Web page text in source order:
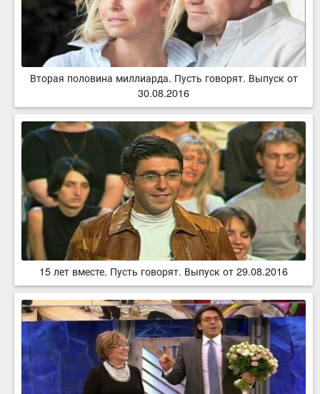
Вторая половина миллиарда. Пусть говорят. Выпуск от
30.08.2016
15 лет вместе. Пусть говорят. Выпуск от 29.08.2016